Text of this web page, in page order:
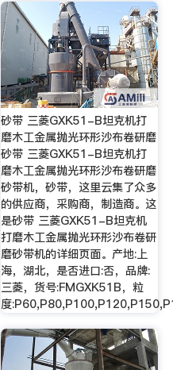
砂带 三菱GXK51-B坦克机打
磨木工金属抛光环形沙布卷研磨
砂带 三菱GXK51-B坦克机打
磨木工金属抛光环形沙布卷研磨
砂带机，砂带，这里云集了众多
的供应商，采购商，制造商。这
是砂带 三菱GXK51-B坦克机
打磨木工金属抛光环形沙布卷研
磨砂带机的详细页面。产地:上
海，湖北，是否进口:否，品牌:
三菱，货号:FMGXK51B，粒
度